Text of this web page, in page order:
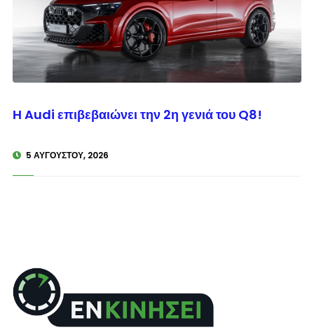
© enkinisi.gr
Η Audi επιβεβαιώνει την 2η γενιά του Q8!
5 ΑΥΓΟΎΣΤΟΥ, 2026